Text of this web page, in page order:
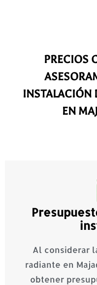
PRECIOS
INSTALACIÓN
EN
Al considerar
radiante en
obtener